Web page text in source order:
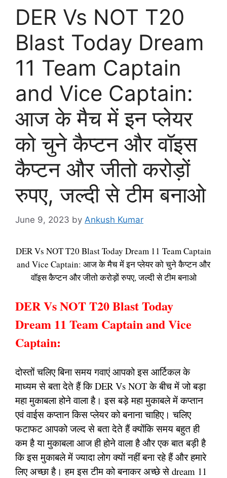
DER Vs NOT T20
Blast Today Dream
11 Team Captain
and Vice Captain:
आज के मैच में इन प्लेयर
को चुने कैप्टन और वॉइस
कैप्टन और जीतो करोड़ों
रुपए, जल्दी से टीम बनाओ
June 9, 2023 by Ankush Kumar
DER Vs NOT T20 Blast Today Dream 11 Team Captain
and Vice Captain: आज के मैच में इन प्लेयर को चुने कैप्टन और
वॉइस कैप्टन और जीतो करोड़ों रुपए, जल्दी से टीम बनाओ
DER Vs NOT T20 Blast Today
Dream 11 Team Captain and Vice
Captain:
दोस्तों चलिए बिना समय गवाएं आपको इस आर्टिकल के
माध्यम से बता देते हैं कि DER Vs NOT के बीच में जो बड़ा
महा मुकाबला होने वाला है। इस बड़े महा मुकाबले में कप्तान
एवं वाईस कप्तान किस प्लेयर को बनाना चाहिए। चलिए
फटाफट आपको जल्द से बता देते हैं क्योंकि समय बहुत ही
कम है या मुकाबला आज ही होने वाला है और एक बात बड़ी है
कि इस मुकाबले में ज्यादा लोग क्यों नहीं बना रहे हैं और हमारे
लिए अच्छा है। हम इस टीम को बनाकर अच्छे से dream 11